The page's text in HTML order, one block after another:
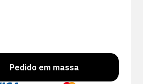
Pedido em massa